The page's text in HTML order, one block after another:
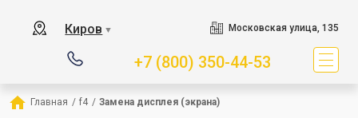
Киров ▼ Московская улица, 135
+7 (800) 350-44-53
Главная / f4 / Замена дисплея (экрана)